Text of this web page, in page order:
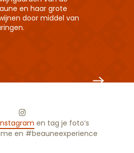
en haar grote
door middel van
en tag je foto’s
en #beauneexperience